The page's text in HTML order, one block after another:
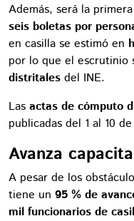
Además, será la
seis boletas por
en casilla se estimó en
por lo que el escrutinio
distritales del INE.
Las actas de cómputo
publicadas del 1 al 10
Avanza
A pesar de los
tiene un 95 % de
mil funcionarios de